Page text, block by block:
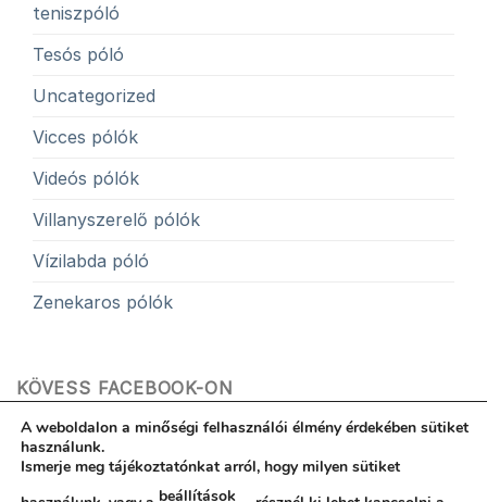
teniszpóló
Tesós póló
Uncategorized
Vicces pólók
Videós pólók
Villanyszerelő pólók
Vízilabda póló
Zenekaros pólók
KÖVESS FACEBOOK-ON
A weboldalon a minőségi felhasználói élmény érdekében sütiket
használunk.
Ismerje meg tájékoztatónkat arról, hogy milyen sütiket
beállítások